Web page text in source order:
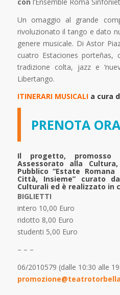
Un omaggio al grande
rivoluzionato il tango e dato
genere musicale. Di Astor
cuatro Estaciones porteñas,
tradizione colta, jazz e
Libertango.
ITINERARI MUSICALI a cura
PRENOTA ORA
Il progetto, promosso
Assessorato alla
Pubblico “Estate
Città, Insieme” curato
Culturali ed è realizzato in
BIGLIETTI
intero 10,00 Euro
ridotto 8,00 Euro
studenti 5,00 Euro
– – –
06/2010579 (dalle 10:30 alle